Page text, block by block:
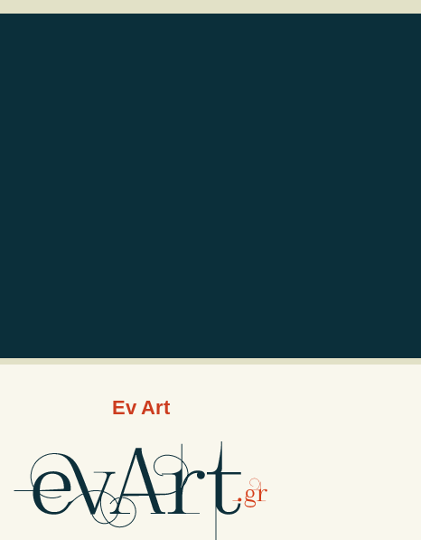
Ev Art